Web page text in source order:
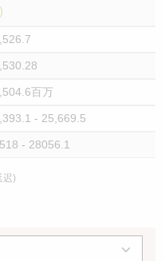
百万
- 25,669.5
- 28056.1
迟)